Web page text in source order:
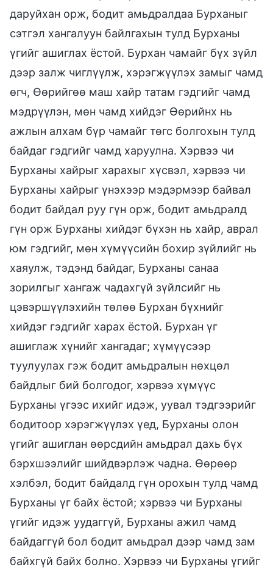
даруйхан орж, бодит амьдралдаа Бурханыг
сэтгэл хангалуун байлгахын тулд Бурханы
үгийг ашиглах ёстой. Бурхан чамайг бүх зүйл
дээр залж чиглүүлж, хэрэгжүүлэх замыг чамд
өгч, Өөрийгөө маш хайр татам гэдгийг чамд
мэдрүүлэн, мөн чамд хийдэг Өөрийнх нь
ажлын алхам бүр чамайг төгс болгохын тулд
байдаг гэдгийг чамд харуулна. Хэрвээ чи
Бурханы хайрыг харахыг хүсвэл, хэрвээ чи
Бурханы хайрыг үнэхээр мэдэрмээр байвал
бодит байдал руу гүн орж, бодит амьдралд
гүн орж Бурханы хийдэг бүхэн нь хайр, аврал
юм гэдгийг, мөн хүмүүсийн бохир зүйлийг нь
хаяулж, тэдэнд байдаг, Бурханы санаа
зорилгыг хангаж чадахгүй зүйлсийг нь
цэвэршүүлэхийн төлөө Бурхан бүхнийг
хийдэг гэдгийг харах ёстой. Бурхан үг
ашиглаж хүнийг хангадаг; хүмүүсээр
туулуулах гэж бодит амьдралын нөхцөл
байдлыг бий болгодог, хэрвээ хүмүүс
Бурханы үгээс ихийг идэж, уувал тэдгээрийг
бодитоор хэрэгжүүлэх үед, Бурханы олон
үгийг ашиглан өөрсдийн амьдрал дахь бүх
бэрхшээлийг шийдвэрлэж чадна. Өөрөөр
хэлбэл, бодит байдалд гүн орохын тулд чамд
Бурханы үг байх ёстой; хэрвээ чи Бурханы
үгийг идэж уудаггүй, Бурханы ажил чамд
байдаггүй бол бодит амьдрал дээр чамд зам
байхгүй байх болно. Хэрвээ чи Бурханы үгийг